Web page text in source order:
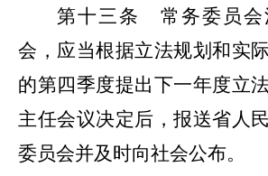
第十三条
常务委员会
会 ，应当根据立法规划和实
的第四季度提出下一年度立
主任会议决定后，报送省人
委员会并及时向社会公布。